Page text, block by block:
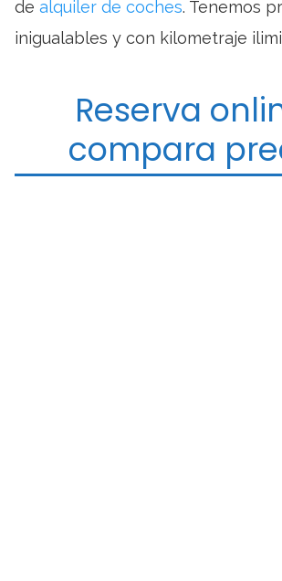
de alquiler de coches. Tenemos
inigualables y con kilometraje
Reserva
compara